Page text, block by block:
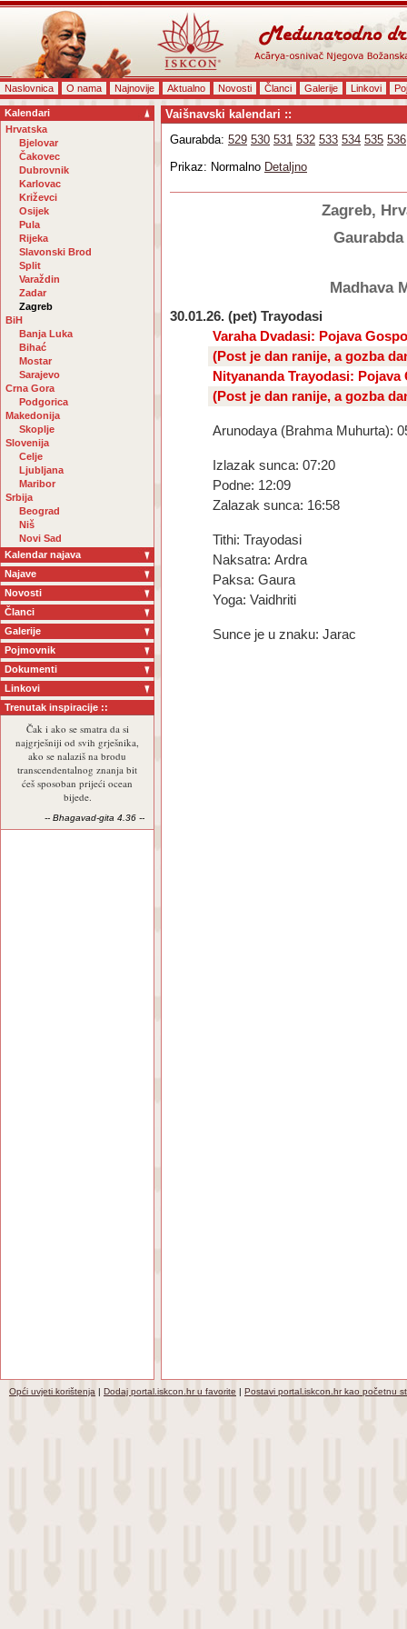
Naslovnica O nama Najnovije Aktualno Novosti Članci Galerije Linkovi
Kalendari
Hrvatska
Bjelovar
Čakovec
Dubrovnik
Karlovac
Križevci
Osijek
Pula
Rijeka
Slavonski Brod
Split
Varaždin
Zadar
Zagreb
BiH
Banja Luka
Bihać
Mostar
Sarajevo
Crna Gora
Podgorica
Makedonija
Skoplje
Slovenija
Celje
Ljubljana
Maribor
Srbija
Beograd
Niš
Novi Sad
Kalendar najava
Najave
Novosti
Članci
Galerije
Pojmovnik
Dokumenti
Linkovi
Trenutak inspiracije ::
Čak i ako se smatra da si
najgrješniji od svih grješnika,
ako se nalaziš na brodu
transcendentalnog znanja bit
ćeš sposoban prijeći ocean
bijede.
-- Bhagavad-gita 4.36 --
Vaišnavski kalendari ::
Gaurabda: 529 530 531 532 533 534 535 536
Prikaz: Normalno Detaljno
Zagreb,
Gaurabda
Madhava
30.01.26. (pet) Trayodasi
Varaha Dvadasi: Pojava
(Post je dan ranije, a gozba
Nityananda Trayodasi:
(Post je dan ranije, a gozba
Arunodaya (Brahma Muhurta):
Izlazak sunca: 07:20
Podne: 12:09
Zalazak sunca: 16:58
Tithi: Trayodasi
Naksatra: Ardra
Paksa: Gaura
Yoga: Vaidhriti
Sunce je u znaku: Jarac
Opći uvjeti korištenja | Dodaj portal.iskcon.hr u favorite | Postavi portal.iskcon.hr kao početnu